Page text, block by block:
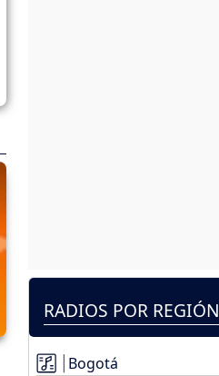
RADIOS POR REGIÓN
Bogotá